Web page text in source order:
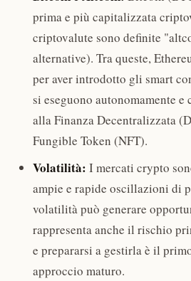
prima e più capitalizzata
criptovalute sono definite
alternative). Tra queste,
per aver introdotto gli smart
si eseguono autonomamente
alla Finanza Decentralizzata
Fungible Token (NFT).
Volatilità: I mercati crypto
ampie e rapide oscillazioni di
volatilità può generare
rappresenta anche il rischio
e prepararsi a gestirla è il
approccio maturo.